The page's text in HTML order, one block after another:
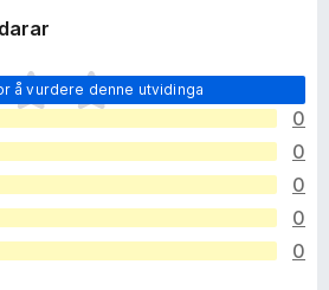
å vurdere denne utvidinga
0
0
0
0
0